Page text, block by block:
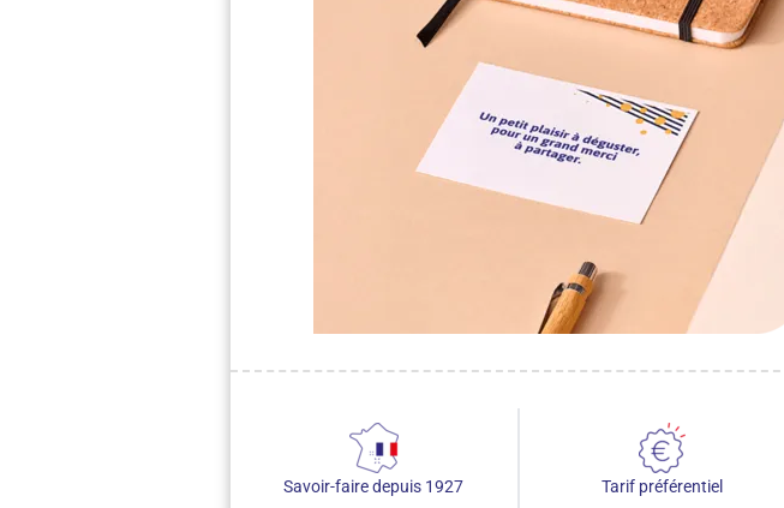
Savoir-faire depuis 1927 Tarif préférentiel